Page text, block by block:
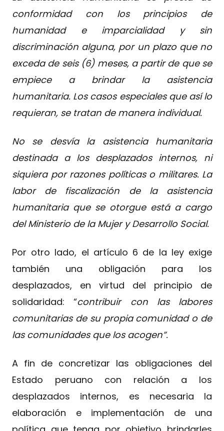
conformidad con los principios de
humanidad e imparcialidad y sin
discriminación alguna, por un plazo que no
exceda de seis (6) meses, a partir de que se
empiece a brindar la asistencia
humanitaria. Los casos especiales que así lo
requieran, se tratan de manera individual.
No se desvía la asistencia humanitaria
destinada a los desplazados internos, ni
siquiera por razones políticas o militares. La
labor de fiscalización de la asistencia
humanitaria que se otorgue está a cargo
del Ministerio de la Mujer y Desarrollo Social.
Por otro lado, el artículo 6 de la ley exige
también una obligación para los
desplazados, en virtud del principio de
solidaridad: “contribuir con las labores
comunitarias de su propia comunidad o de
las comunidades que los acogen”.
A fin de concretizar las obligaciones del
Estado peruano con relación a los
desplazados internos, es necesaria la
elaboración e implementación de una